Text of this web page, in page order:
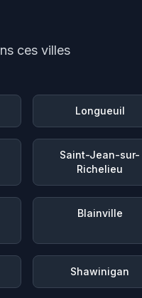
ces villes
Longueuil
Saint-Jean-sur-
Richelieu
Blainville
Shawinigan